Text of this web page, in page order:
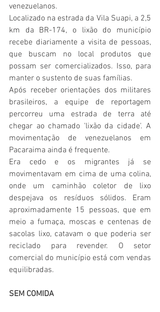
venezuelanos.
Localizado na estrada da Vila Suapi, a 2,5
km da BR-174, o lixão do município
recebe diariamente a visita de pessoas,
que buscam no local produtos que
possam ser comercializados. Isso, para
manter o sustento de suas famílias.
Após receber orientações dos militares
brasileiros, a equipe de reportagem
percorreu uma estrada de terra até
chegar ao chamado 'lixão da cidade'. A
movimentação de venezuelanos em
Pacaraima ainda é frequente.
Era cedo e os migrantes já se
movimentavam em cima de uma colina,
onde um caminhão coletor de lixo
despejava os resíduos sólidos. Eram
aproximadamente 15 pessoas, que em
meio a fumaça, moscas e centenas de
sacolas lixo, catavam o que poderia ser
reciclado para revender. O setor
comercial do município está com vendas
equilibradas.
SEM COMIDA